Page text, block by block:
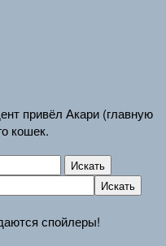
привёл Акари (главную
кошек.
спойлеры!